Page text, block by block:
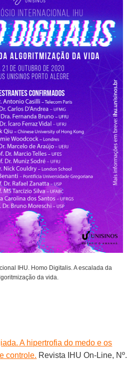
IHU. Homo Digitalis. A escalada da
da vida.
A hipertrofia do medo e os
controle. Revista IHU On-Line, Nº.